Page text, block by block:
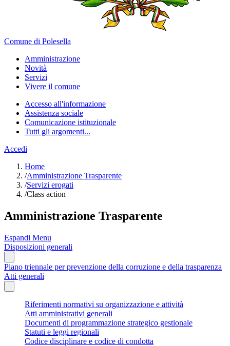
Comune di Polesella
Amministrazione
Novità
Servizi
Vivere il comune
Accesso all'informazione
Assistenza sociale
Comunicazione istituzionale
Tutti gli argomenti...
Accedi
Home
/Amministrazione Trasparente
/Servizi erogati
/Class action
Amministrazione Trasparente
Espandi Menu
Disposizioni generali
Piano triennale per prevenzione della corruzione e della trasparenza
Atti generali
Riferimenti normativi su organizzazione e attività
Atti amministrativi generali
Documenti di programmazione strategico gestionale
Statuti e leggi regionali
Codice disciplinare e codice di condotta